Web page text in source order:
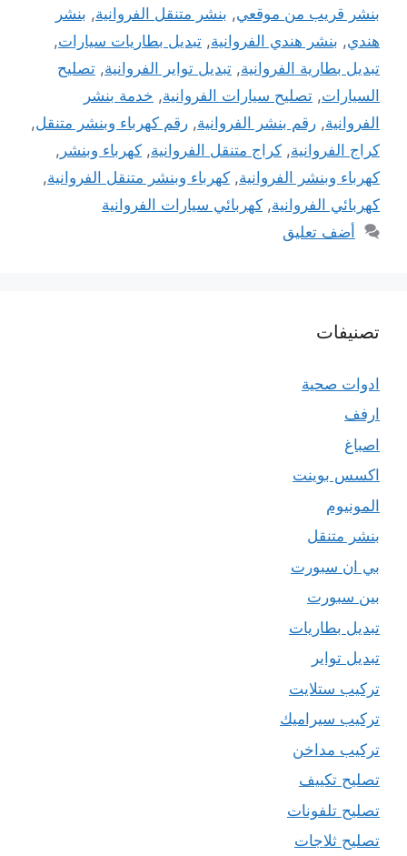
بنشر قريب من موقعي, بنشر متنقل الفروانية, بنشر
هندي, بنشر هندي الفروانية, تبديل بطاريات سيارات,
تبديل بطارية الفروانية, تبديل تواير الفروانية, تصليح
السيارات, تصليح سيارات الفروانية, خدمة بنشر
الفروانية, رقم بنشر الفروانية, رقم كهرباء وبنشر متنقل,
كراج الفروانية, كراج متنقل الفروانية, كهرباء وبنشر ,
كهرباء وبنشر الفروانية, كهرباء وبنشر متنقل الفروانية,
كهربائي الفروانية, كهربائي سيارات الفروانية
أضف تعليق
تصنيفات
ادوات صحية
ارفف
اصباغ
اكسس بوينت
المونيوم
بنشر متنقل
بي ان سبورت
بين سبورت
تبديل بطاريات
تبديل تواير
تركيب ستلايت
تركيب سيراميك
تركيب مداخن
تصليح تكييف
تصليح تلفونات
تصليح ثلاجات